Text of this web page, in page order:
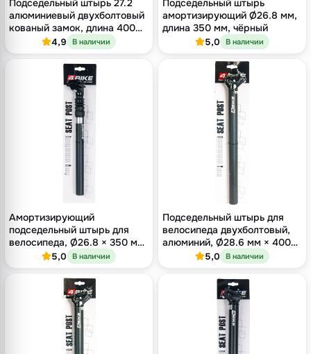
Подседельный штырь 27.2
алюминиевый двухболтовый
кованый замок, длина 400
мм, оффсет 9 мм, чёрный
4,9 В наличии
Подседельный штырь
амортизирующий Ø26.8 мм,
длина 350 мм, чёрный
5,0 В наличии
Амортизирующий
подседельный штырь для
велосипеда, Ø26.8 × 350 мм,
оффсет 18 мм, одноболтовый
замок, чёрный
5,0 В наличии
Подседельный штырь для
велосипеда двухболтовый,
алюминий, Ø28.6 мм × 400
мм, оффсет 15 мм
5,0 В наличии